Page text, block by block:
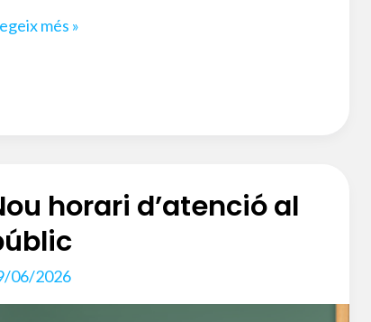
més »
horari d’atenció al
06/2026